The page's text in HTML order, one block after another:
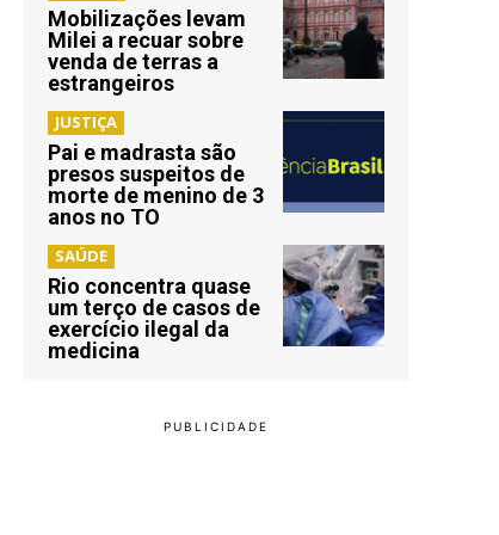
Mobilizações levam
Milei a recuar sobre
venda de terras a
estrangeiros
JUSTIÇA
Pai e madrasta são
presos suspeitos de
morte de menino de 3
anos no TO
SAÚDE
Rio concentra quase
um terço de casos de
exercício ilegal da
medicina